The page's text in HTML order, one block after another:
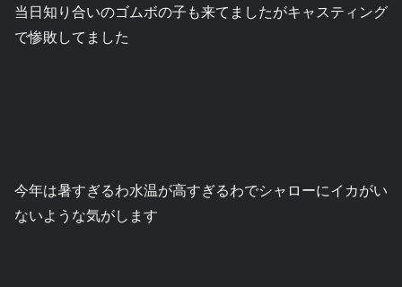
当日知り合いのゴムボの子も来てましたがキャスティング
で惨敗してました
今年は暑すぎるわ水温が高すぎるわでシャローにイカがい
ないような気がします